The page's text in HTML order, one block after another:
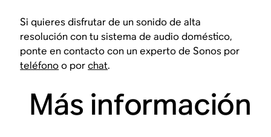
Si quieres disfrutar de un sonido de alta
resolución con tu sistema de audio doméstico,
ponte en contacto con un experto de Sonos por
teléfonoo porchat.
Más información